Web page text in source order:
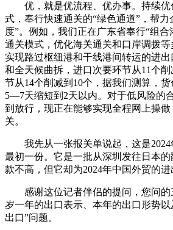
优，就是优流程、优办事。持续优
式，奉行快速通关的“绿色通道”，帮
度”。例如，我们正在广东省奉行“组合
通关模式，优化海关通关和口岸调拨等
实现路过枢纽港和干线港间转运的进
和全天候曲拆，进口次要环节从11个
节从14个削减到10个，据我们测算，
5—7天缩短到2天以内。对于低风险的
到放行，现正在能够实现全程网上操
关。
我先从一张报关单说起，这是2024
最初一份。它是一批从深圳发往日本
款不高，但它却为2024年中国外贸的进
感谢这位记者伴侣的提问，您问的
岁一年的出口表示、本年的出口形势
出口”问题。